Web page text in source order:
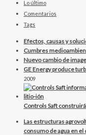
Lo último
Comentarios
Tags
Efectos, causas y
Cumbres
Nuevo cambio de
GE Energy produce
2009
Controls Saft
Las estructuras
consumo de agua en